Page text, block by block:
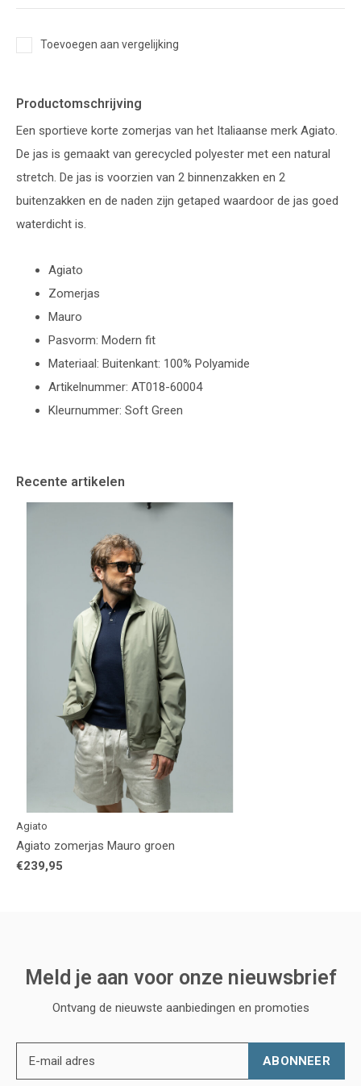
Toevoegen aan vergelijking
Productomschrijving
Een sportieve korte zomerjas van het Italiaanse merk Agiato.
De jas is gemaakt van gerecycled polyester met een natural
stretch. De jas is voorzien van 2 binnenzakken en 2
buitenzakken en de naden zijn getaped waardoor de jas goed
waterdicht is.
Agiato
Zomerjas
Mauro
Pasvorm: Modern fit
Materiaal: Buitenkant: 100% Polyamide
Artikelnummer: AT018-60004
Kleurnummer: Soft Green
Recente artikelen
Agiato
Agiato zomerjas Mauro groen
€239,95
Meld je aan voor onze nieuwsbrief
Ontvang de nieuwste aanbiedingen en promoties
ABONNEER